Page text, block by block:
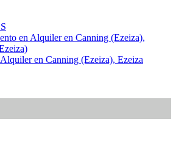
en Canning (Ezeiza), Ezeiza